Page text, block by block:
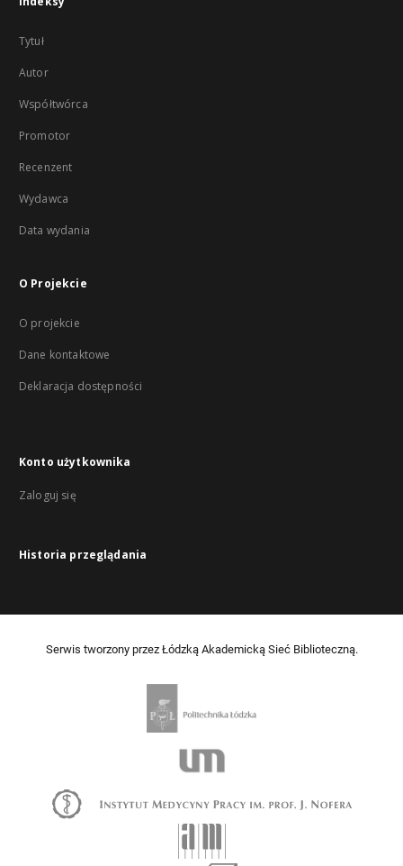
Tytuł
Autor
Współtwórca
Promotor
Recenzent
Wydawca
Data wydania
O Projekcie
O projekcie
Dane kontaktowe
Deklaracja dostępności
Konto użytkownika
Zaloguj się
Historia przeglądania
Serwis tworzony przez Łódzką Akademicką Sieć Biblioteczną.